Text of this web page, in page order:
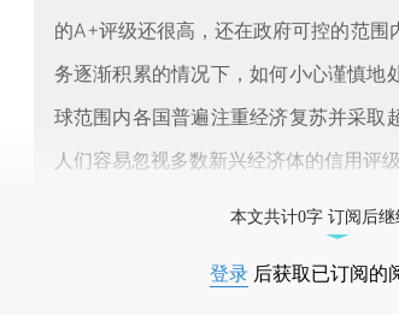
的A+评级还很高，还在政府可控的范围
务逐渐积累的情况下，如何小心谨慎地
球范围内各国普遍注重经济复苏并采取
人们容易忽视多数新兴经济体的信用评
本文共计0字 订阅后继
登录 后获取已订阅的